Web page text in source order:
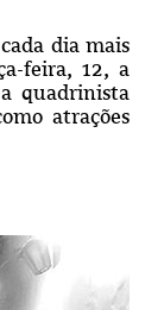
dia mais
feira, 12, a
quadrinista
atrações